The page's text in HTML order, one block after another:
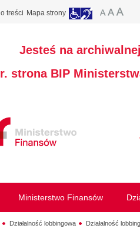
treści Mapa strony
Jesteś na
strona BIP
Ministerstwo Finansów
Działalność lobbingowa Działalność